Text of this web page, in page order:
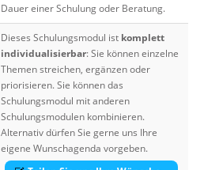
Dauer einer Schulung oder Beratung.
Dieses Schulungsmodul ist komplett
individualisierbar: Sie können einzelne
Themen streichen, ergänzen oder
priorisieren. Sie können das
Schulungsmodul mit anderen
Schulungsmodulen kombinieren.
Alternativ dürfen Sie gerne uns Ihre
eigene Wunschagenda vorgeben.